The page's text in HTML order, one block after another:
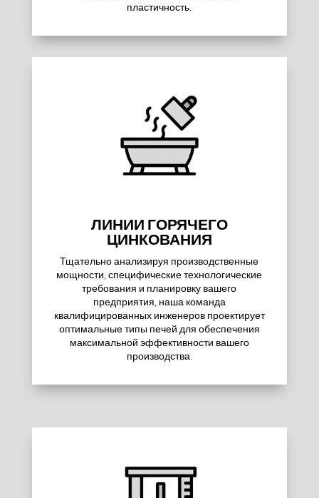
пластичность.
ЛИНИИ ГОРЯЧЕГО
ЦИНКОВАНИЯ
Тщательно анализируя производственные
мощности, специфические технологические
требования и планировку вашего
предприятия, наша команда
квалифицированных инженеров проектирует
оптимальные типы печей для обеспечения
максимальной эффективности вашего
производства.